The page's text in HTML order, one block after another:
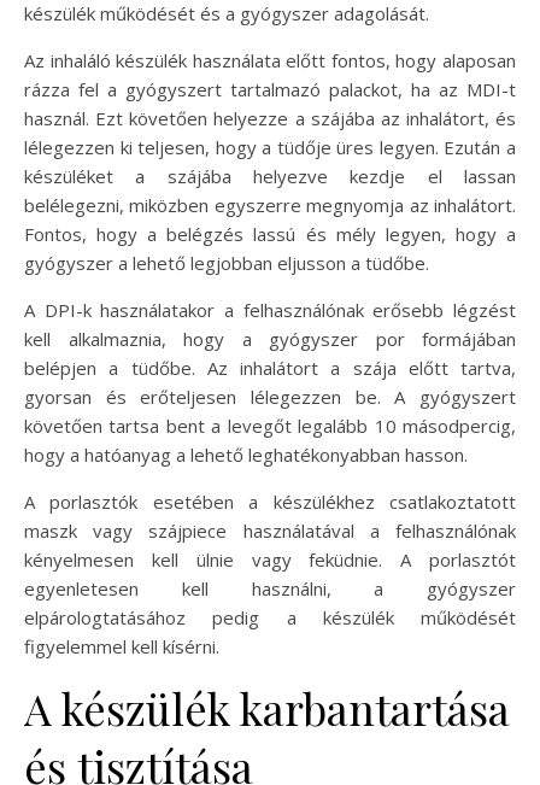
készülék működését és a gyógyszer adagolását.
Az inhaláló készülék használata előtt fontos, hogy alaposan
rázza fel a gyógyszert tartalmazó palackot, ha az MDI-t
használ. Ezt követően helyezze a szájába az inhalátort, és
lélegezzen ki teljesen, hogy a tüdője üres legyen. Ezután a
készüléket a szájába helyezve kezdje el lassan
belélegezni, miközben egyszerre megnyomja az inhalátort.
Fontos, hogy a belégzés lassú és mély legyen, hogy a
gyógyszer a lehető legjobban eljusson a tüdőbe.
A DPI-k használatakor a felhasználónak erősebb légzést
kell alkalmaznia, hogy a gyógyszer por formájában
belépjen a tüdőbe. Az inhalátort a szája előtt tartva,
gyorsan és erőteljesen lélegezzen be. A gyógyszert
követően tartsa bent a levegőt legalább 10 másodpercig,
hogy a hatóanyag a lehető leghatékonyabban hasson.
A porlasztók esetében a készülékhez csatlakoztatott
maszk vagy szájpiece használatával a felhasználónak
kényelmesen kell ülnie vagy feküdnie. A porlasztót
egyenletesen kell használni, a gyógyszer
elpárologtatásához pedig a készülék működését
figyelemmel kell kísérni.
A készülék karbantartása
és tisztítása